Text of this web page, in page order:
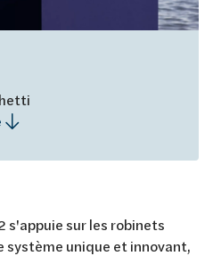
s'appuie sur les robinets
système unique et innovant,